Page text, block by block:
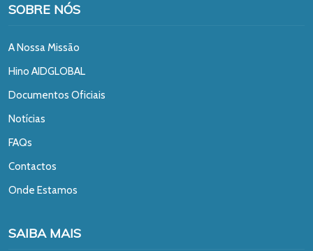
SOBRE NÓS
A Nossa Missão
Hino AIDGLOBAL
Documentos Oficiais
Notícias
FAQs
Contactos
Onde Estamos
SAIBA MAIS